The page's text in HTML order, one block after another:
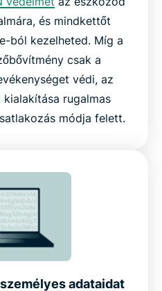
és mindkettőt
ból kezelheted. Míg a
csak a
védi, az
kialakítása rugalmas
módja felett.
adataidat